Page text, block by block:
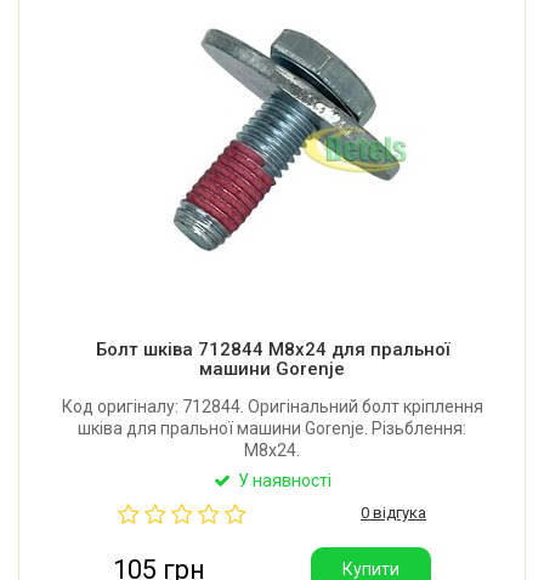
Болт шківа 712844 М8x24 для пральної
машини Gorenje
Код оригіналу: 712844. Оригінальний болт кріплення
шківа для пральної машини Gorenje. Різьблення:
М8x24.
У наявності
0 відгука
105 грн Купити